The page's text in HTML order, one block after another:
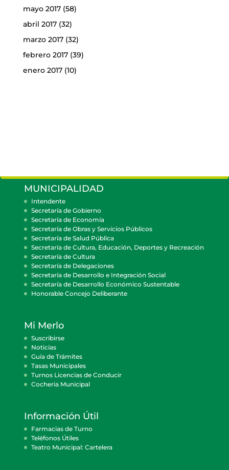
mayo 2017(58)
abril 2017(32)
marzo 2017(32)
febrero 2017(39)
enero 2017(10)
MUNICIPALIDAD
Intendente
Secretaría de Gobierno
Secretaría de Economía
Secretaría de Obras y Servicios Públicos
Secretaría de Salud Pública
Secretaría de Cultura, Educación, Deportes y Recreación
Secretaría de Cultura
Secretaría de Delegaciones
Secretaría de Desarrollo e Integración Social
Secretaría de Desarrollo Económico Sustentable
Honorable Concejo Deliberante
Mi Merlo
Suscribirse
Noticias
Guía de Trámites
Tasas Municipales
Turnos Licencias de Conducir
Cocheria Municipal
Información Útil
Farmacias de Turno
Teléfonos Útiles
Teatro Municipal: Cartelera